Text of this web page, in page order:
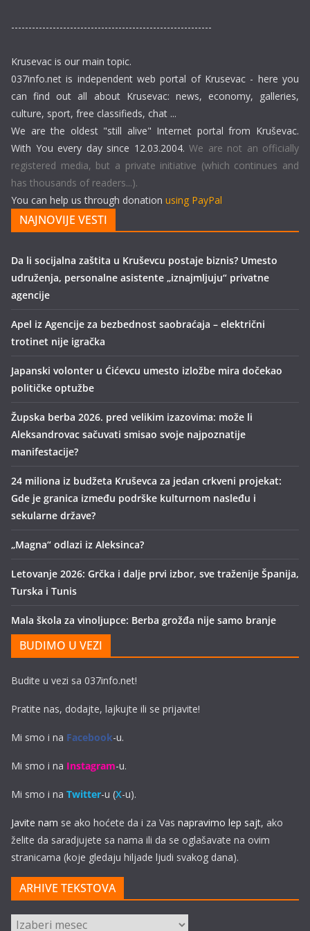
----------------------------------------------------------
Krusevac is our main topic.
037info.net is independent web portal of Krusevac - here you
can find out all about Krusevac: news, economy, galleries,
culture, sport, free classifieds, chat ...
We are the oldest "still alive" Internet portal from Kruševac.
With You every day since 12.03.2004. We are not an officially
registered media, but a private initiative (which continues and
has thousands of readers...).
You can help us through donation using PayPal
NAJNOVIJE VESTI
Da li socijalna zaštita u Kruševcu postaje biznis? Umesto
udruženja, personalne asistente „iznajmljuju“ privatne
agencije
Apel iz Agencije za bezbednost saobraćaja – električni
trotinet nije igračka
Japanski volonter u Ćićevcu umesto izložbe mira dočekao
političke optužbe
Župska berba 2026. pred velikim izazovima: može li
Aleksandrovac sačuvati smisao svoje najpoznatije
manifestacije?
24 miliona iz budžeta Kruševca za jedan crkveni projekat:
Gde je granica između podrške kulturnom nasleđu i
sekularne države?
„Magna“ odlazi iz Aleksinca?
Letovanje 2026: Grčka i dalje prvi izbor, sve traženije Španija,
Turska i Tunis
Mala škola za vinoljupce: Berba grožđa nije samo branje
BUDIMO U VEZI
Budite u vezi sa 037info.net!
Pratite nas, dodajte, lajkujte ili se prijavite!
Mi smo i na Facebook-u.
Mi smo i na Instagram-u.
Mi smo i na Twitter-u (X-u).
Javite nam se ako hoćete da i za Vas napravimo lep sajt, ako
želite da saradjujete sa nama ili da se oglašavate na ovim
stranicama (koje gledaju hiljade ljudi svakog dana).
ARHIVE TEKSTOVA
ARHIVE